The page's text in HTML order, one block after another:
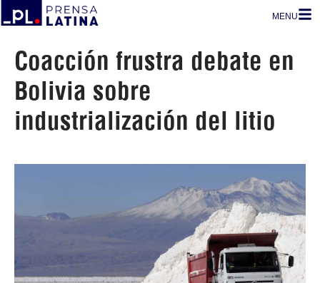
MENU
Coacción frustra debate en
Bolivia sobre
industrialización del litio